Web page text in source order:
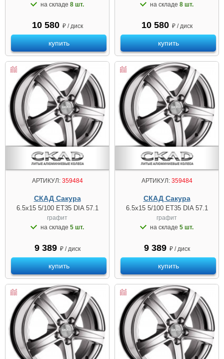
на складе 8 шт.
10 580 ₽ / диск
купить
на складе 8 шт.
10 580 ₽ / диск
купить
АРТИКУЛ:359484
СКАД Сакура
6.5x15 5/100 ET35 DIA 57.1
графит
на складе 5 шт.
9 389 ₽ / диск
купить
АРТИКУЛ:359484
СКАД Сакура
6.5x15 5/100 ET35 DIA 57.1
графит
на складе 5 шт.
9 389 ₽ / диск
купить